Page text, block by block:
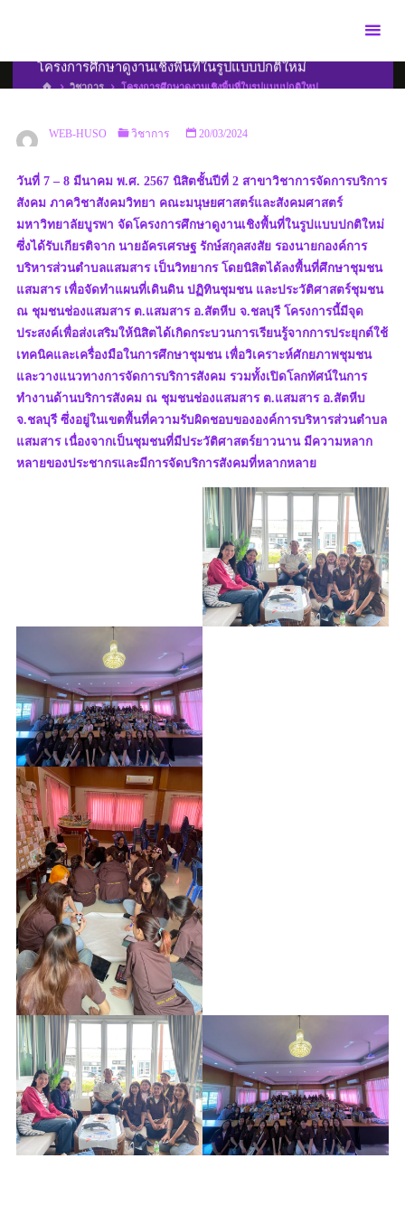
โครงการศึกษาดูงานเชิงพื้นที่ในรูปแบบปกติใหม่
HOME
วิชาการ โครงการศึกษาดูงานเชิงพื้นที่ในรูปแบบปกติใหม่
WEB-HUSO วิชาการ 20/03/2024
วันที่ 7 – 8 มีนาคม พ.ศ. 2567 นิสิตชั้นปีที่ 2 สาขาวิชาการจัดการบริการ
สังคม ภาควิชาสังคมวิทยา คณะมนุษยศาสตร์และสังคมศาสตร์
มหาวิทยาลัยบูรพา จัดโครงการศึกษาดูงานเชิงพื้นที่ในรูปแบบปกติใหม่
ซึ่งได้รับเกียรติจาก นายอัครเศรษฐ รักษ์สกุลสงสัย รองนายกองค์การ
บริหารส่วนตำบลแสมสาร เป็นวิทยากร โดยนิสิตได้ลงพื้นที่ศึกษาชุมชน
แสมสาร เพื่อจัดทำแผนที่เดินดิน ปฏิทินชุมชน และประวัติศาสตร์ชุมชน
ณ ชุมชนช่องแสมสาร ต.แสมสาร อ.สัตหีบ จ.ชลบุรี โครงการนี้มีจุด
ประสงค์เพื่อส่งเสริมให้นิสิตได้เกิดกระบวนการเรียนรู้จากการประยุกต์ใช้
เทคนิคและเครื่องมือในการศึกษาชุมชน เพื่อวิเคราะห์ศักยภาพชุมชน
และวางแนวทางการจัดการบริการสังคม รวมทั้งเปิดโลกทัศน์ในการ
ทำงานด้านบริการสังคม ณ ชุมชนช่องแสมสาร ต.แสมสาร อ.สัตหีบ
จ.ชลบุรี ซึ่งอยู่ในเขตพื้นที่ความรับผิดชอบขององค์การบริหารส่วนตำบล
แสมสาร เนื่องจากเป็นชุมชนที่มีประวัติศาสตร์ยาวนาน มีความหลาก
หลายของประชากรและมีการจัดบริการสังคมที่หลากหลาย